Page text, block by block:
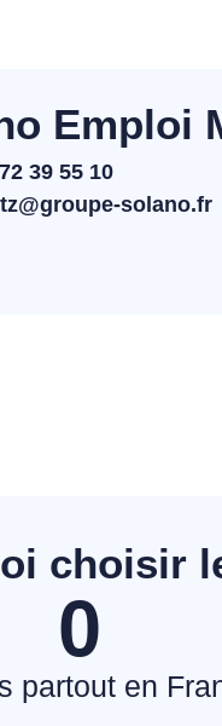
Emploi
39 55 10
solano.fr
choisir
partout en
0